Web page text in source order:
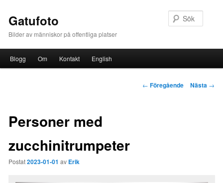
Gatufoto
Bilder av människor på offentliga platser
Hoppa till huvudinnehåll
Blogg Om Kontakt English
Inläggsnavigering
← Föregående Nästa →
Personer med
zucchinitrumpeter
Postat2023-01-01 av Erik